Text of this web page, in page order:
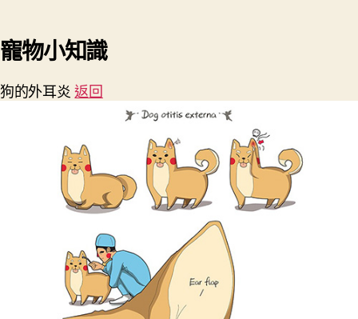
寵物小知識
狗的外耳炎返回